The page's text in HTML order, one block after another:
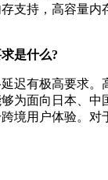
支持，高容量
是什么?
有极高要求。高
为面向日本、
境用户体验。